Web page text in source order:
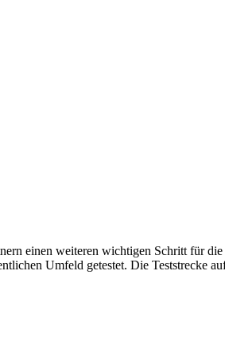
einen weiteren wichtigen Schritt für
Umfeld getestet. Die Teststrecke